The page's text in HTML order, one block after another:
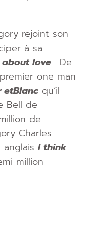
rejoint son
à sa
about love. De
one man
etBlanc qu’il
Bell de
de
Charles
I think
million